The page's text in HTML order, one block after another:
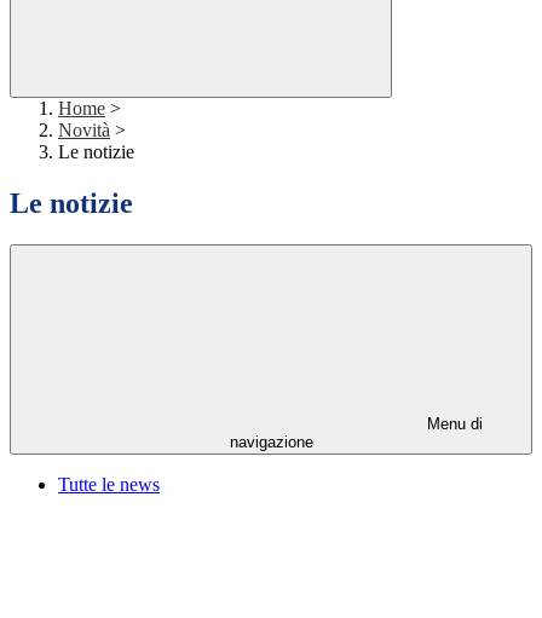
Home >
Novità >
Le notizie
Le notizie
Menu di
navigazione
Tutte le news